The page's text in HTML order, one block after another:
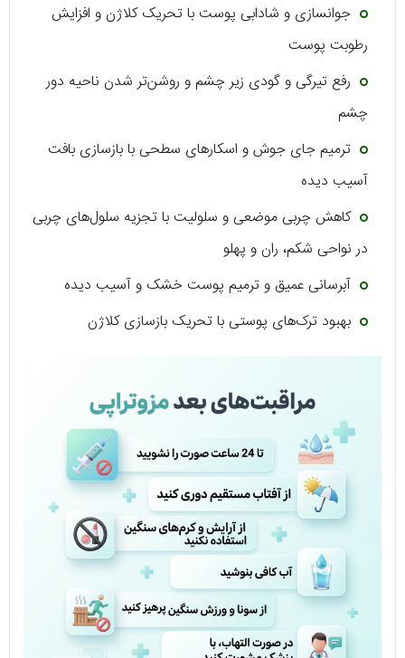
جوانسازی و شادابی پوست با تحریک کلاژن و افزایش
رطوبت پوست
رفع تیرگی و گودی زیر چشم و روشن‌تر شدن ناحیه دور
چشم
ترمیم جای جوش و اسکارهای سطحی با بازسازی بافت
آسیب دیده
کاهش چربی موضعی و سلولیت با تجزیه سلول‌های چربی
در نواحی شکم، ران و پهلو
آبرسانی عمیق و ترمیم پوست خشک و آسیب دیده
بهبود ترک‌های پوستی با تحریک بازسازی کلاژن